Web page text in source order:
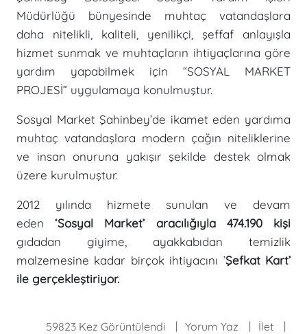
Müdürlüğü bünyesinde muhtaç vatandaşlara
daha nitelikli, kaliteli, yenilikçi, şeffaf anlayışla
hizmet sunmak ve muhtaçların ihtiyaçlarına göre
yardım yapabilmek için “SOSYAL MARKET
PROJESİ” uygulamaya konulmuştur.
Sosyal Market Şahinbey’de ikamet eden yardıma
muhtaç vatandaşlara modern çağın niteliklerine
ve insan onuruna yakışır şekilde destek olmak
üzere kurulmuştur.
2012 yılında hizmete sunulan ve devam
eden‘Sosyal Market’ aracılığıyla 474.190 kişi
gıdadan giyime, ayakkabıdan temizlik
malzemesine kadar birçok ihtiyacını ’Şefkat Kart’
ile gerçekleştiriyor.
59823 Kez Görüntülendi Yorum Yaz
İlet